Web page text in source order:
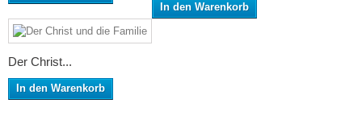
In den Warenkorb
Der Christ...
In den Warenkorb